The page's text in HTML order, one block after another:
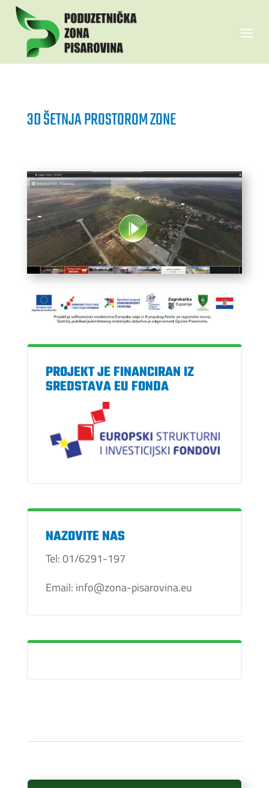
3D ŠETNJA PROSTOROM ZONE
PROJEKT JE FINANCIRAN IZ
SREDSTAVA EU FONDA
NAZOVITE NAS
Tel: 01/6291-197
Email: info@zona-pisarovina.eu